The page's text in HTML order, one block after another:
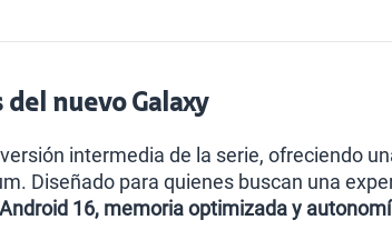
del nuevo Galaxy
versión intermedia de la serie, ofreciendo
Diseñado para quienes buscan una
Android 16, memoria optimizada y